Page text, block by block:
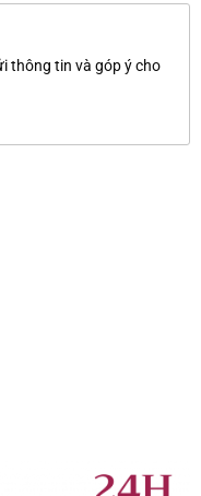
thông tin và góp ý cho